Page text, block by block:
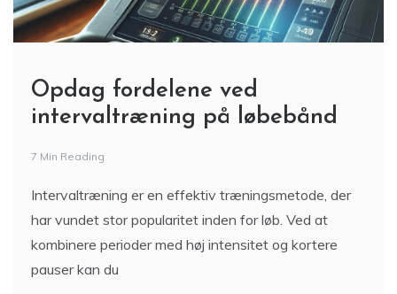
Opdag fordelene ved
intervaltræning på løbebånd
7 Min Reading
Intervaltræning er en effektiv træningsmetode, der
har vundet stor popularitet inden for løb. Ved at
kombinere perioder med høj intensitet og kortere
pauser kan du